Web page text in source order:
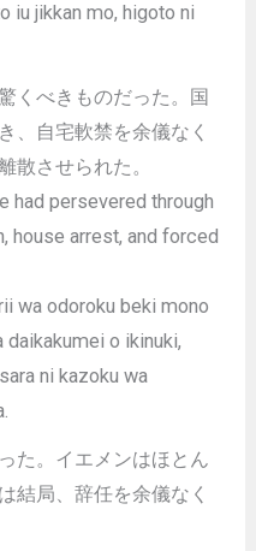
iu jikkan mo, higoto ni
くべきものだった。国
、自宅軟禁を余儀なく
散させられた。
had persevered through
house arrest, and forced
wa odoroku beki mono
daikakumei o ikinuki,
ni kazoku wa
た。イエメンはほとん
結局、辞任を余儀なく